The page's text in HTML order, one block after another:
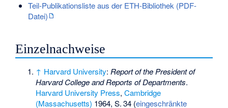
Teil-Publikationsliste aus der ETH-Bibliothek (PDF-
Datei)
Einzelnachweise
↑ Harvard University: Report of the President of
Harvard College and Reports of Departments.
Harvard University Press,Cambridge
(Massachusetts) 1964,S. 34 (eingeschränkte